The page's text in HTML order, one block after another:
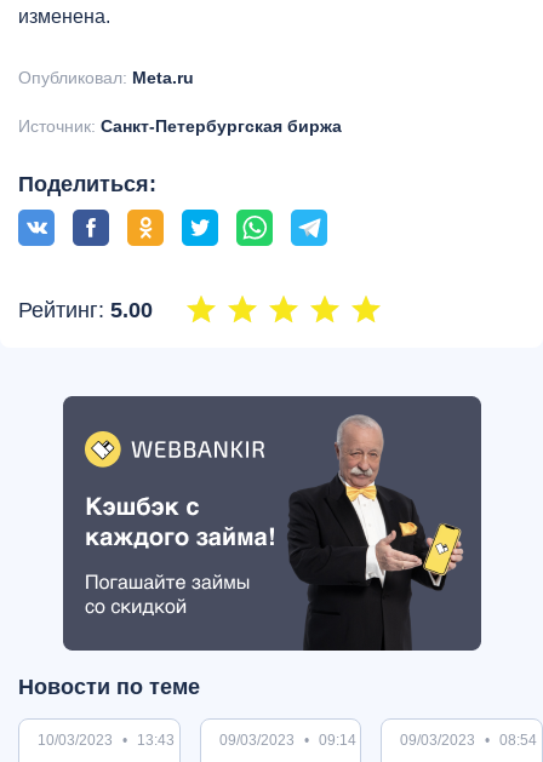
изменена.
Опубликовал: Meta.ru
Источник: Санкт-Петербургская биржа
Поделиться:
Рейтинг: 5.00
Новости по теме
10/03/2023 13:43 09/03/2023 09:14 09/03/2023 08:54